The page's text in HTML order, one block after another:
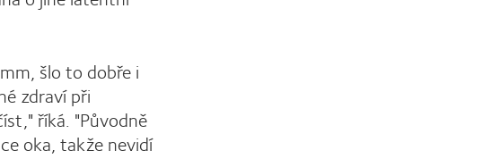
šlo to dobře i
zdraví při
říká. "Původně
oka, takže nevidí